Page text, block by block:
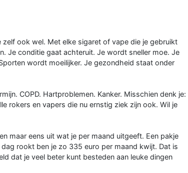
ook wel. Met elke sigaret of vape die je gebruikt
Je conditie gaat achteruit. Je wordt sneller moe. Je
wordt moeilijker. Je gezondheid staat onder
COPD. Hartproblemen. Kanker. Misschien denk je:
rokers en vapers die nu ernstig ziek zijn ook. Wil je
maar eens uit wat je per maand uitgeeft. Een pakje
rookt ben je zo 335 euro per maand kwijt. Dat is
dat je veel beter kunt besteden aan leuke dingen